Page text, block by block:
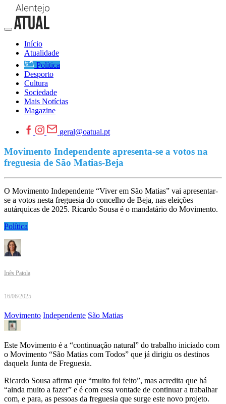
Início
Atualidade
Política
Desporto
Cultura
Sociedade
Mais Notícias
Magazine
geral@oatual.pt
Movimento Independente apresenta-se a votos na
freguesia de São Matias-Beja
O Movimento Independente “Viver em São Matias” vai apresentar-
se a votos nesta freguesia do concelho de Beja, nas eleições
autárquicas de 2025. Ricardo Sousa é o mandatário do Movimento.
Política
Inês Patola
16/06/2025
Movimento Independente São Matias
Este Movimento é a “continuação natural” do trabalho iniciado com
o Movimento “São Matias com Todos” que já dirigiu os destinos
daquela Junta de Freguesia.
Ricardo Sousa afirma que “muito foi feito”, mas acredita que há
“ainda muito a fazer” e é com essa vontade de continuar a trabalhar
com, e para, as pessoas da freguesia que surge este novo projeto.